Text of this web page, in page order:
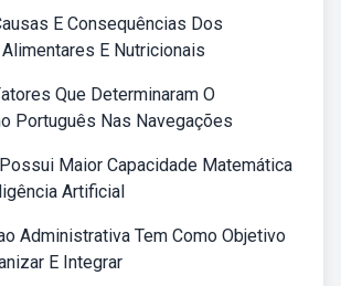
E Consequências Dos
E Nutricionais
Que Determinaram O
Português Nas Navegações
Maior Capacidade Matemática
Artificial
Administrativa Tem Como Objetivo
E Integrar